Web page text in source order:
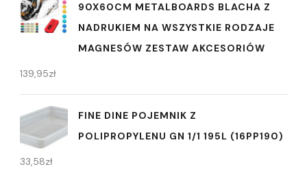
90X60CM METALBOARDS BLACHA Z
NADRUKIEM NA WSZYSTKIE RODZAJE
MAGNESÓW ZESTAW AKCESORIÓW
139,95zł
FINE DINE POJEMNIK Z
POLIPROPYLENU GN 1/1 195L (16PP190)
33,58zł